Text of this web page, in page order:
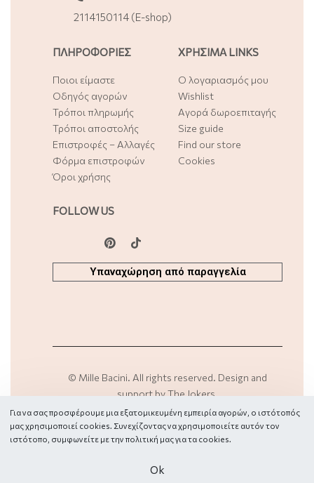
2114150114 (E-shop)
ΠΛΗΡΟΦΟΡΙΕΣ
Ποιοι είμαστε
Οδηγός αγορών
Τρόποι πληρωμής
Τρόποι αποστολής
Επιστροφές – Αλλαγές
Φόρμα επιστροφών
Όροι χρήσης
ΧΡΗΣΙΜΑ LINKS
Ο λογαριασμός μου
Wishlist
Αγορά δωροεπιταγής
Size guide
Find our store
Cookies
FOLLOW US
Υπαναχώρηση από παραγγελία
© Mille Bacini. All rights reserved. Design and
support byThe Jokers.
Secure payments
Για να σας προσφέρουμε μια εξατομικευμένη εμπειρία αγορών, ο ιστότοπός
μας χρησιμοποιεί cookies. Συνεχίζοντας να χρησιμοποιείτε αυτόν τον
ιστότοπο, συμφωνείτε με την πολιτική μας για τα cookies.
Οk